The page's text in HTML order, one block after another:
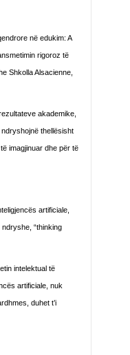
në edukim: A
rigoroz të
Shkolla Alsacienne,
akademike,
thellësisht
imagjinuar dhe për të
artificiale,
“thinking
intelektual të
artificiale, nuk
duhet t’i